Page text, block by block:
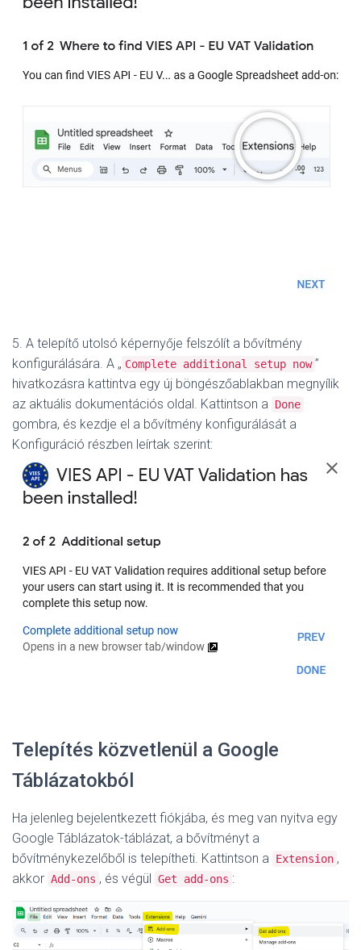
5. A telepítő utolsó képernyője felszólít a bővítmény
konfigurálására. A „ Complete additional setup now ”
hivatkozásra kattintva egy új böngészőablakban megnyílik
az aktuális dokumentációs oldal. Kattintson a Done
gombra, és kezdje el a bővítmény konfigurálását a
Konfiguráció részben leírtak szerint:
Telepítés közvetlenül a Google
Táblázatokból
Ha jelenleg bejelentkezett fiókjába, és meg van nyitva egy
Google Táblázatok-táblázat, a bővítményt a
bővítménykezelőből is telepítheti. Kattintson a Extension ,
akkor Add-ons , és végül Get add-ons :